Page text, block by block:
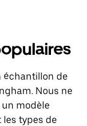
échantillon de
Nous ne
modèle
types de